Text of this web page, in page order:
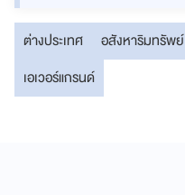
ต่างประเทศ อสังหาริมทรัพย์
เอเวอร์แกรนด์